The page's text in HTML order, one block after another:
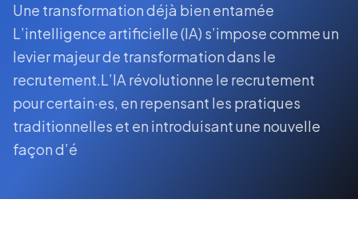
Une transformation déjà bien entamée
L’intelligence artificielle (IA) s’impose comme un
levier majeur de transformation dans le
recrutement.L’IA révolutionne le recrutement
pour certain·es, en repensant les pratiques
traditionnelles et en introduisant une nouvelle
façon d’é